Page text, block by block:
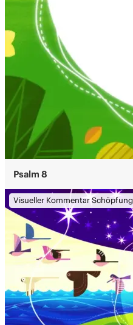
Psalm 8
Visueller Kommentar Schöpfung